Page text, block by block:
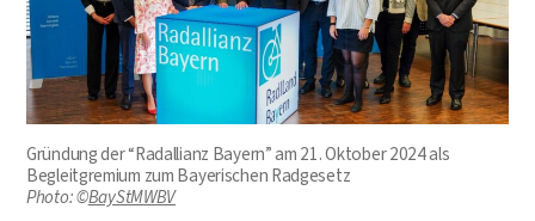
Grün­dung der “Rad­al­li­anz Bay­ern” am 21. Okto­ber 2024 als
Begleit­gre­mi­um zum Baye­ri­schen Rad­ge­setz
Pho­to: ©BayStMWBV